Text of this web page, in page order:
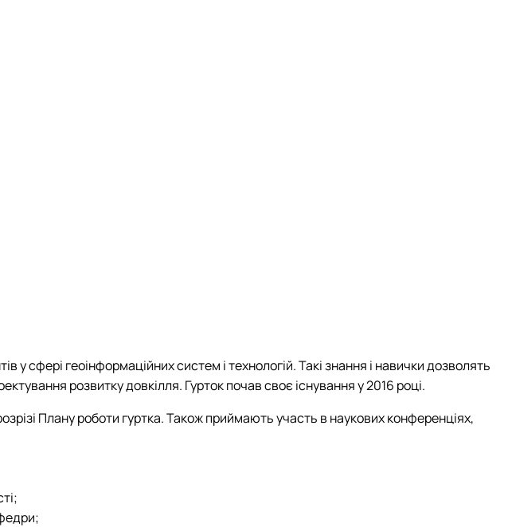
сфері геоінформаційних систем і технологій. Такі знання і навички дозволять
розвитку довкілля. Гурток почав своє існування у 2016 році.
Плану роботи гуртка. Також приймають участь в наукових конференціях,